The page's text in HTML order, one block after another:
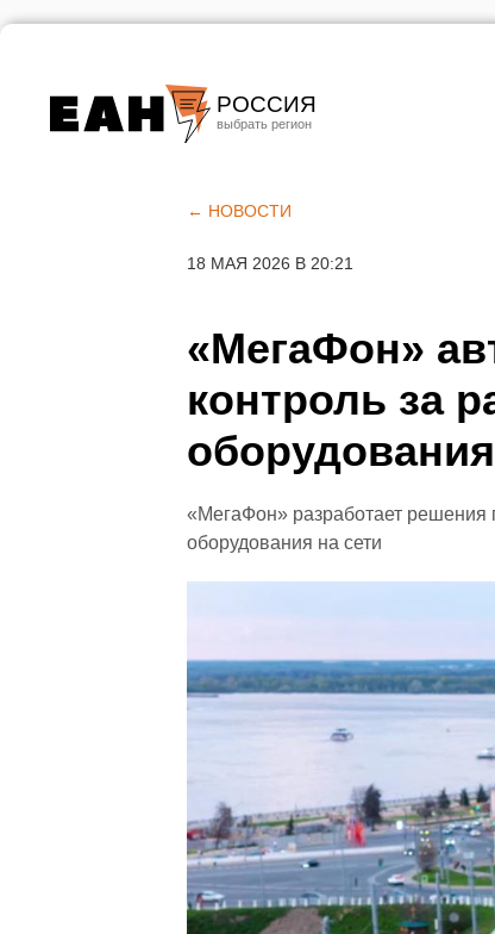
РОССИЯ
Челябинск
← НОВОСТИ
18 МАЯ 2026 В 20:21
«МегаФон»
контроль за
«МегаФон» разработает решения
оборудования на сети